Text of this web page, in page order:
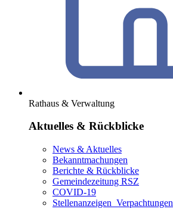
Rathaus & Verwaltung
Aktuelles & Rückblicke
News & Aktuelles
Bekanntmachungen
Berichte & Rückblicke
Gemeindezeitung RSZ
COVID-19
Stellenanzeigen_Verpachtungen